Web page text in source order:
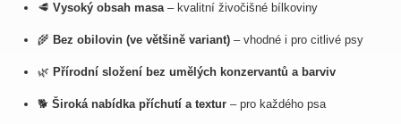
🥩Vysoký obsah masa– kvalitní živočišné bílkoviny
🌾 Bez obilovin (ve většině variant) – vhodné i pro citlivé psy
🌿 Přírodní složení bez umělých konzervantů a barviv
🐕Široká nabídka příchutí a textur – pro každého psa